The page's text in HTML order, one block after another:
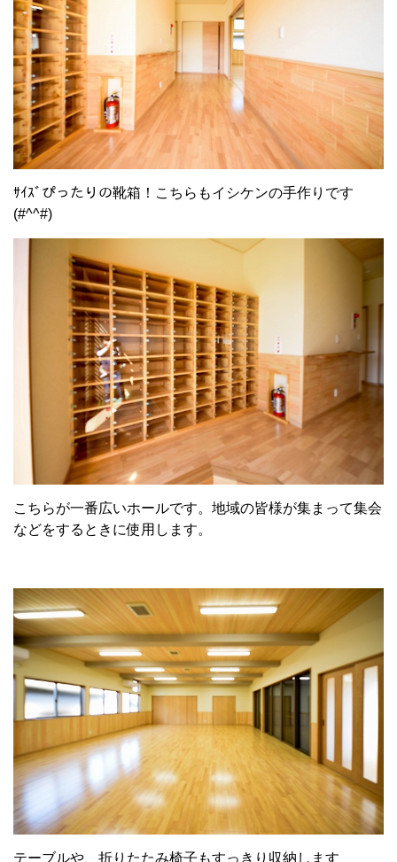
ｻｲｽﾞぴったりの靴箱！こちらもイシケンの手作りです
(#^^#)
こちらが一番広いホールです。地域の皆様が集まって集会
などをするときに使用します。
テーブルや、折りたたみ椅子もすっきり収納します